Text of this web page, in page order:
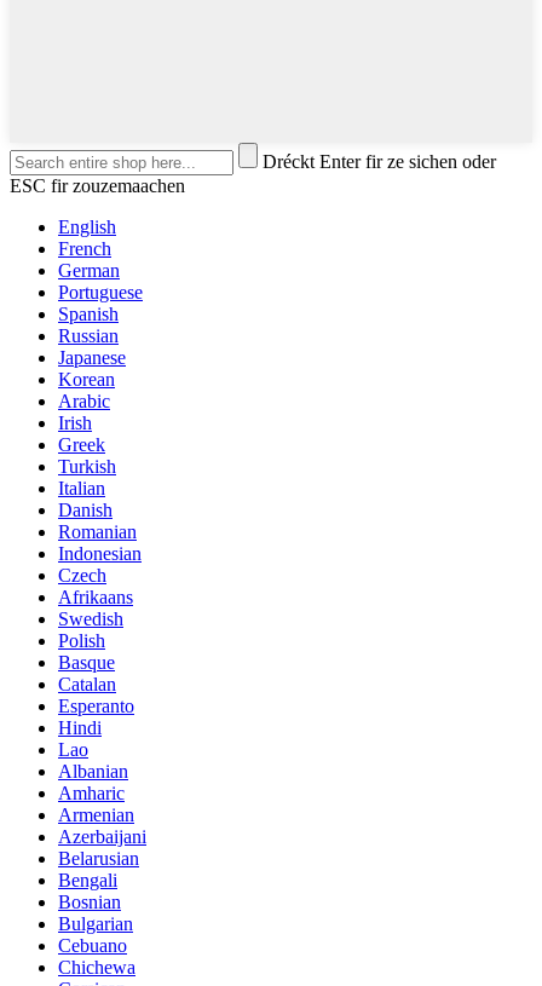
Dréckt Enter fir ze sichen oder
ESC fir zouzemaachen
English
French
German
Portuguese
Spanish
Russian
Japanese
Korean
Arabic
Irish
Greek
Turkish
Italian
Danish
Romanian
Indonesian
Czech
Afrikaans
Swedish
Polish
Basque
Catalan
Esperanto
Hindi
Lao
Albanian
Amharic
Armenian
Azerbaijani
Belarusian
Bengali
Bosnian
Bulgarian
Cebuano
Chichewa